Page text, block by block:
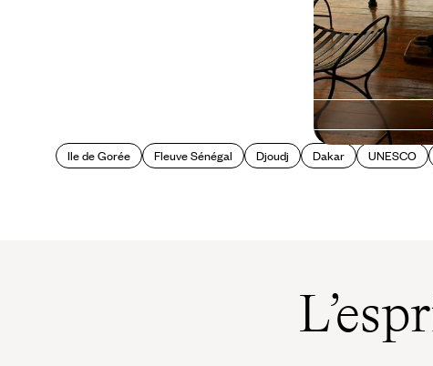
Ile de Gorée Fleuve Sénégal Djoudj Dakar UNESCO